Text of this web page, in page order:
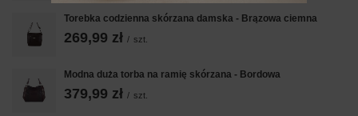
Torebka codzienna skórzana damska - Brązowa ciemna
269,99 zł / szt.
Modna duża torba na ramię skórzana - Bordowa
379,99 zł / szt.